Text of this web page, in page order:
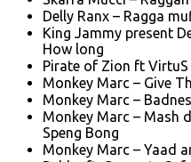
Delly Ranx – Ragga
King Jammy present
How long
Pirate of Zion ft VirtuS
Monkey Marc – Give
Monkey Marc –
Monkey Marc – Mash
Speng Bong
Monkey Marc – Yaad